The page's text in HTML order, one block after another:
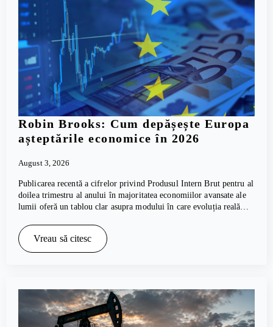
Robin Brooks: Cum depășește Europa
așteptările economice în 2026
August 3, 2026
Publicarea recentă a cifrelor privind Produsul Intern Brut pentru al
doilea trimestru al anului în majoritatea economiilor avansate ale
lumii oferă un tablou clar asupra modului în care evoluția reală…
Vreau să citesc